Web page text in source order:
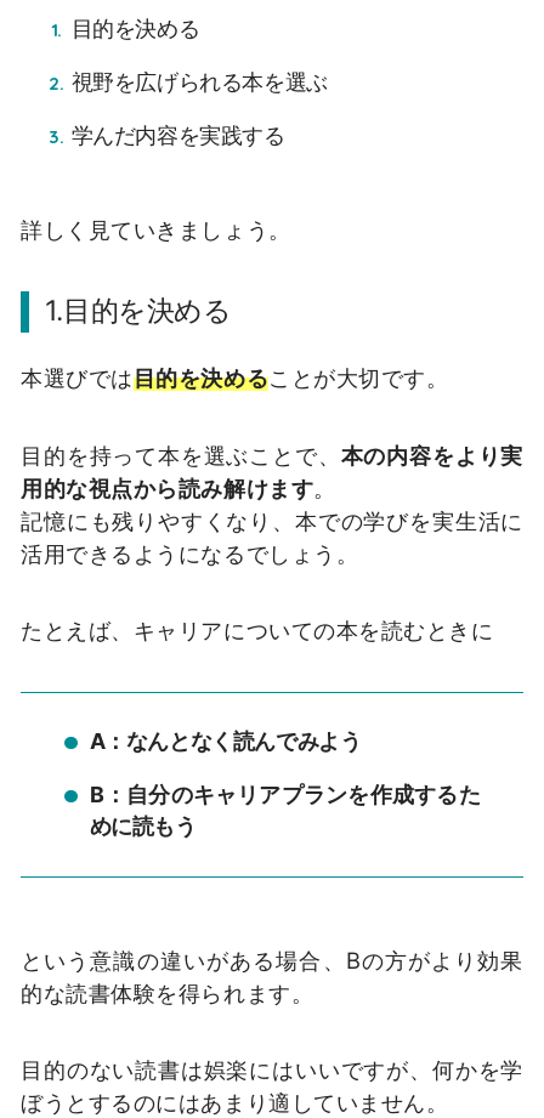
目的を決める
視野を広げられる本を選ぶ
学んだ内容を実践する
詳しく見ていきましょう。
1.目的を決める
本選びでは目的を決めることが大切です。
目的を持って本を選ぶことで、 本の内容をより実
用的な視点から読み解けます。
記憶にも残りやすくなり、本での学びを実生活に
活用できるようになるでしょう。
たとえば、キャリアについての本を読むときに
A：なんとなく読んでみよう
B：自分のキャリアプランを作成するた
めに読もう
という意識の違いがある場合、Bの方がより効果
的な読書体験を得られます。
目的のない読書は娯楽にはいいですが、何かを学
ぼうとするのにはあまり適していません。